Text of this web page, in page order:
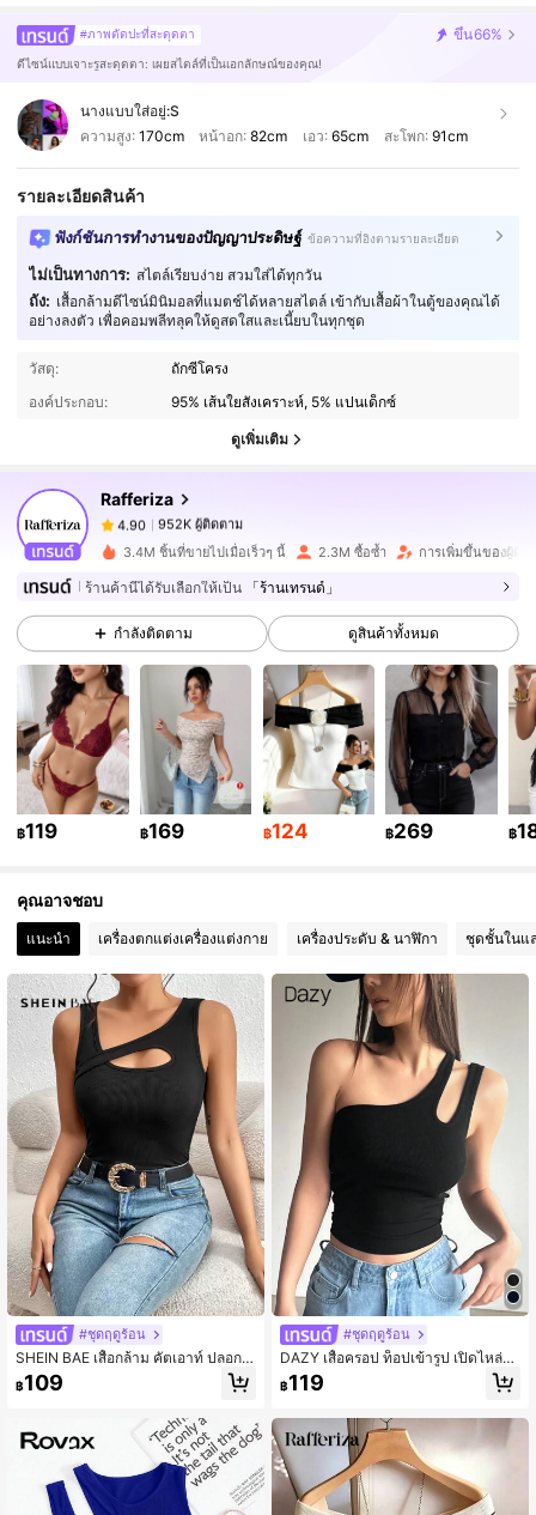
#ภาพตัดปะที่สะดุดตา ขึ้น66%
ดีไซน์แบบเจาะรูสะดุดตา: เผยสไตล์ที่เป็นเอกลักษณ์ของคุณ!
นางแบบใส่อยู่:S
ความสูง: 170cm หน้าอก:82cm เอว: 65cm สะโพก: 91cm
รายละเอียดสินค้า
ฟังก์ชันการทำงานของปัญญาประดิษฐ์ ข้อความที่อิงตามรายละเอียด
ไม่เป็นทางการ: สไตล์เรียบง่าย สวมใส่ได้ทุกวัน
ถัง: เสื้อกล้ามดีไซน์มินิมอลที่แมตช์ได้หลายสไตล์ เข้ากับเสื้อผ้าในตู้ของคุณได้
อย่างลงตัว เพื่อคอมพลีทลุคให้ดูสดใสและเนี้ยบในทุกชุด
วัสดุ:
ถักซี่โครง
องค์ประกอบ:
95% เส้นใยสังเคราะห์, 5% แปนเด็กซ์
ดูเพิ่มเติม
Rafferiza
952K ผู้ติดตาม
4.90
952K ผู้ติดตาม
6***8จ่าย1 วันที่ผ่านมา
4.90 952K ผู้ติดตาม
4.90 952K ผู้ติดตาม
4.90 952K ผู้ติดตาม
4.90 952K ผู้ติดตาม
4.90 952K ผู้ติดตาม
4.90 952K ผู้ติดตาม
952K ผู้ติดตาม
3.4M ชิ้นที่ขายไปเมื่อเร็วๆ นี้ 2.3M ซื้อซ้ำ การเพิ่มขึ้นของผู้ติด
ร้านค้านี้ได้รับเลือกให้เป็น 「ร้านเทรนด์」
กำลังติดตาม ดูสินค้าทั้งหมด
฿119 ฿169 ฿124 ฿269 ฿
คุณอาจชอบ
แนะนำ เครื่องตกแต่งเครื่องแต่งกาย เครื่องประดับ & นาฬิกา ชุดชั้นในแ
#ชุดฤดูร้อน
SHEIN BAE เสื้อกล้าม คัตเอาท์ ปลอกค
อไม่สมมาตร ผ้าริบถัก
฿109
#ชุดฤดูร้อน
DAZY เสื้อครอป ท็อปเข้ารูป เปิดไหล่ข้
างเดียวของผู้หญิง ฤดูร้อน สำหรับผู้หญิง
฿119